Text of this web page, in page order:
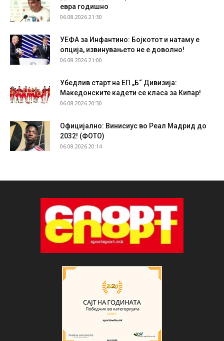
евра годишно
06.08.2026 21:30
УЕФА за Инфантино: Бојкотот и натаму е
опција, извинувањето не е доволно!
06.08.2026 21:00
Убедлив старт на ЕП „Б“ Дивизија:
Македонските кадети се класа за Кипар!
06.08.2026 20:30
Официјално: Винисиус во Реал Мадрид до
2032! (ФОТО)
06.08.2026 20:14